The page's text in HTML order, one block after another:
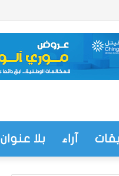
آراء بلا عنوان